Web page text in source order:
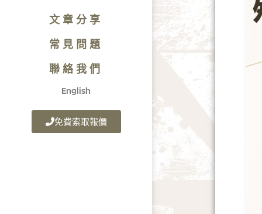
文章分享
常見問題
聯絡我們
English
免費索取報價